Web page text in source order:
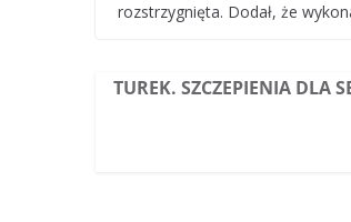
rozstrzygnięta. Dodał, że
TUREK. SZCZEPIENIA DLA